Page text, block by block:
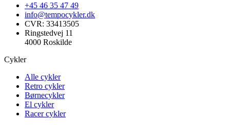
+45 46 35 47 49
info@tempocykler.dk
CVR: 33413505
Ringstedvej 11
4000 Roskilde
Cykler
Alle cykler
Retro cykler
Børnecykler
El cykler
Racer cykler